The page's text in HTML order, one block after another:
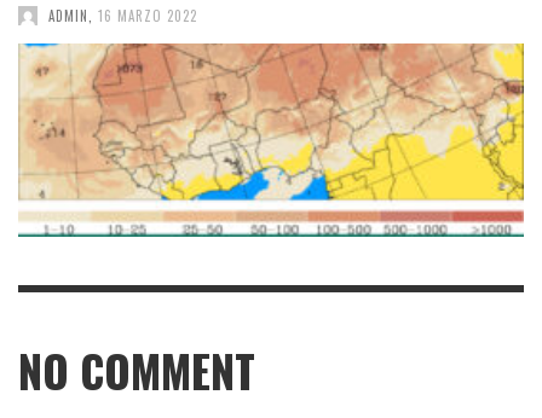
ADMIN 16 MARZO 2022
NO COMMENT